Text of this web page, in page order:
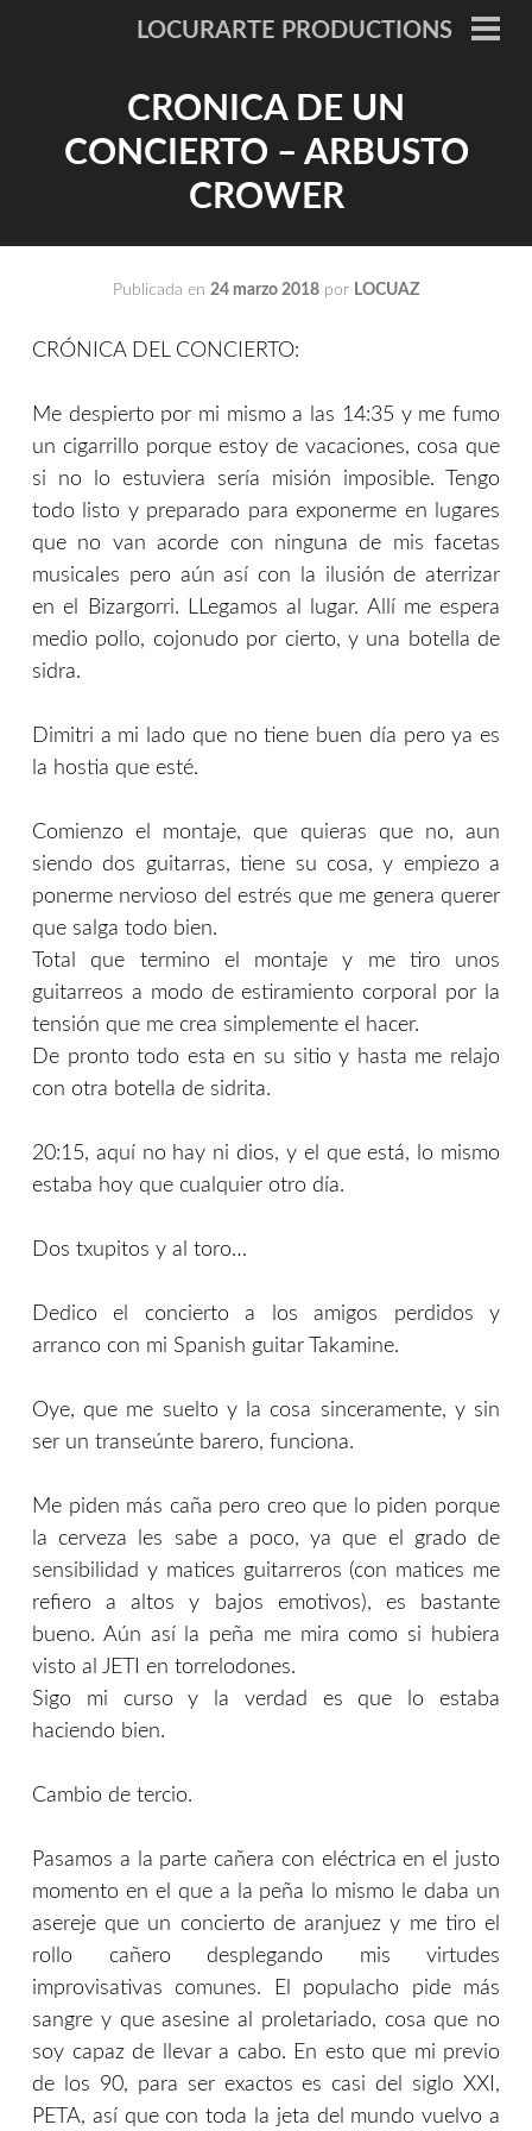
LOCURARTE PRODUCTIONS
CRONICA DE UN
CONCIERTO – ARBUSTO
CROWER
Publicada en 24 marzo 2018 por LOCUAZ
CRÓNICA DEL CONCIERTO:
Me despierto por mi mismo a las 14:35 y me fumo
un cigarrillo porque estoy de vacaciones, cosa que
si no lo estuviera sería misión imposible. Tengo
todo listo y preparado para exponerme en lugares
que no van acorde con ninguna de mis facetas
musicales pero aún así con la ilusión de aterrizar
en el Bizargorri. LLegamos al lugar. Allí me espera
medio pollo, cojonudo por cierto, y una botella de
sidra.
Dimitri a mi lado que no tiene buen día pero ya es
la hostia que esté.
Comienzo el montaje, que quieras que no, aun
siendo dos guitarras, tiene su cosa, y empiezo a
ponerme nervioso del estrés que me genera querer
que salga todo bien.
Total que termino el montaje y me tiro unos
guitarreos a modo de estiramiento corporal por la
tensión que me crea simplemente el hacer.
De pronto todo esta en su sitio y hasta me relajo
con otra botella de sidrita.
20:15, aquí no hay ni dios, y el que está, lo mismo
estaba hoy que cualquier otro día.
Dos txupitos y al toro…
Dedico el concierto a los amigos perdidos y
arranco con mi Spanish guitar Takamine.
Oye, que me suelto y la cosa sinceramente, y sin
ser un transeúnte barero, funciona.
Me piden más caña pero creo que lo piden porque
la cerveza les sabe a poco, ya que el grado de
sensibilidad y matices guitarreros (con matices me
refiero a altos y bajos emotivos), es bastante
bueno. Aún así la peña me mira como si hubiera
visto al JETI en torrelodones.
Sigo mi curso y la verdad es que lo estaba
haciendo bien.
Cambio de tercio.
Pasamos a la parte cañera con eléctrica en el justo
momento en el que a la peña lo mismo le daba un
asereje que un concierto de aranjuez y me tiro el
rollo cañero desplegando mis virtudes
improvisativas comunes. El populacho pide más
sangre y que asesine al proletariado, cosa que no
soy capaz de llevar a cabo. En esto que mi previo
de los 90, para ser exactos es casi del siglo XXI,
PETA, así que con toda la jeta del mundo vuelvo a